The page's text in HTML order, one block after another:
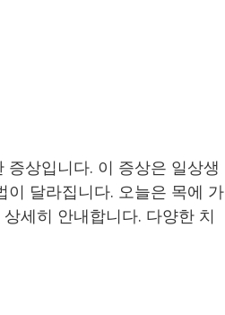
상입니다. 이 증상은 일상생
달라집니다. 오늘은 목에 가
세히 안내합니다. 다양한 치